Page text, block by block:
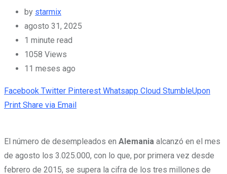
by starmix
agosto 31, 2025
1 minute read
1058 Views
11 meses ago
Facebook Twitter Pinterest Whatsapp Cloud StumbleUpon
Print Share via Email
El número de desempleados en Alemania alcanzó en el mes
de agosto los 3.025.000, con lo que, por primera vez desde
febrero de 2015, se supera la cifra de los tres millones de